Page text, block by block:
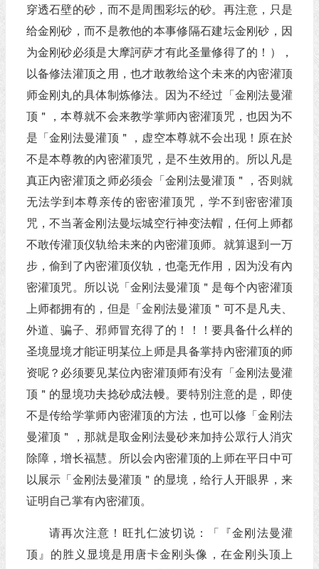
穿透石壁的砂，而不是周围彩坛的砂。再注意，只是
给金刚砂，而不是教他的本事修隔石建坛金刚砂，因
为金刚砂必须是大摩訶萨才有此圣量修得了的！），
以备修法灌顶之用，也才敢教给这个未来的內密灌顶
师金刚丸的具体制炼修法。因为不经过「金刚法曼灌
顶＂，本尊就不会来教学掌师內密灌顶咒，也因为不
是「金刚法曼灌顶＂，虚空本尊就不会出现！原在於
不是本尊教的內密灌顶咒，是不生效用的。所以凡是
真正內密灌顶之师必须会「金刚法曼灌顶＂，否则就
无法学到本尊亲传的密密灌顶咒，学不到密密灌顶
咒，不当著金刚法曼坛城空行神变法帽，任何上师都
不敢传灌顶仪轨给未来的內密灌顶师。就算退到一万
步，偷到了內密灌顶仪轨，也毫无作用，因为没有內
密灌顶咒。所以说「金刚法曼灌顶＂是每个內密灌顶
上师都拥有的，但是「金刚法曼灌顶＂可不是凡夫、
外道、骗子、邪师冒充得了的！！！要具备什么样的
圣境显境才能证明某位上师是具备掌持內密灌顶的师
资呢？必须要见某位內密灌顶师有没有「金刚法曼灌
顶＂的显境功夫捻砂成法幔。要特別注意的是，即使
不是传给学掌师內密灌顶的方法，也可以修「金刚法
曼灌顶＂，那就是取金刚法曼砂来加持公眾行人消灾
除障，增长福慧。所以会內密灌顶的上师在平日中可
以展示「金刚法曼灌顶＂的显境，给行人开眼界，来
证明自己掌有內密灌顶。
请再次注意！旺扎仁波切说：「『金刚法曼灌
顶』的胜义显境是用唐卡金刚头像，在金刚头顶上